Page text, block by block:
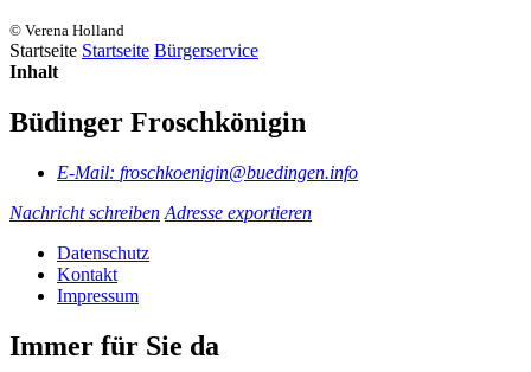
© Verena Holland
Startseite Startseite Bürgerservice
Inhalt
Büdinger Froschkönigin
E-Mail: froschkoenigin@buedingen.info
Nachricht schreiben Adresse exportieren
Datenschutz
Kontakt
Impressum
Immer für Sie da